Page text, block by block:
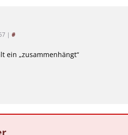
| #
ein „zusammenhängt“